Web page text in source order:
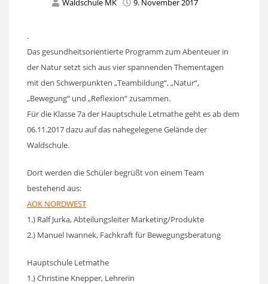
.
Das gesundheitsorientierte Programm zum Abenteuer in
der Natur setzt sich aus vier spannenden Thementagen
mit den Schwerpunkten „Teambildung“, „Natur“,
„Bewegung“ und „Reflexion“ zusammen.
Für die Klasse 7a der Hauptschule Letmathe geht es ab dem
06.11.2017 dazu auf das nahegelegene Gelände der
Waldschule.
Dort werden die Schüler begrüßt von einem Team
bestehend aus:
AOK NORDWEST
1.) Ralf Jurka, Abteilungsleiter Marketing/Produkte
2.) Manuel Iwannek, Fachkraft für Bewegungsberatung
Hauptschule Letmathe
1.) Christine Knepper, Lehrerin